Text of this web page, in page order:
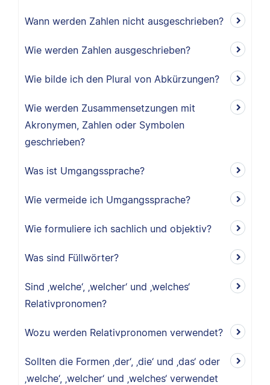
Wann werden Zahlen nicht ausgeschrieben?
Wie werden Zahlen ausgeschrieben?
Wie bilde ich den Plural von Abkürzungen?
Wie werden Zusammensetzungen mit
Akronymen, Zahlen oder Symbolen
geschrieben?
Was ist Umgangssprache?
Wie vermeide ich Umgangssprache?
Wie formuliere ich sachlich und objektiv?
Was sind Füllwörter?
Sind ‚welche‘, ‚welcher‘ und ‚welches‘
Relativpronomen?
Wozu werden Relativpronomen verwendet?
Sollten die Formen ‚der‘, ‚die‘ und ‚das‘ oder
‚welche‘, ‚welcher‘ und ‚welches‘ verwendet